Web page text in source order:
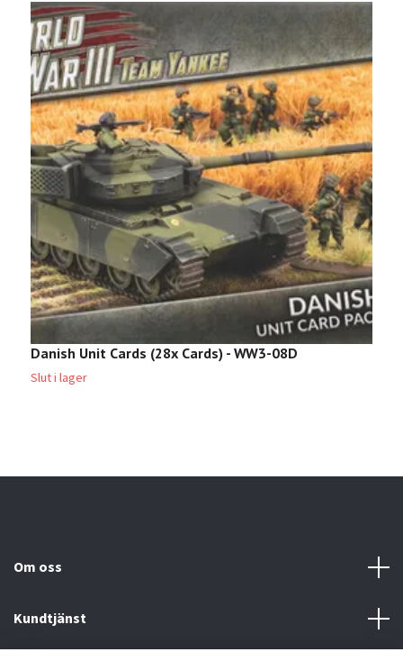
Danish Unit Cards (28x Cards) - WW3-08D
Slut i lager
Om oss
Kundtjänst